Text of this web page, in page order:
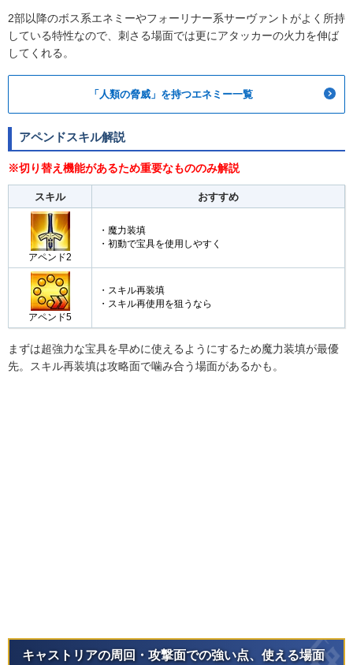
2部以降のボス系エネミーやフォーリナー系サーヴァントがよく所持
している特性なので、刺さる場面では更にアタッカーの火力を伸ば
してくれる。
「人類の脅威」を持つエネミー一覧
アペンドスキル解説
※切り替え機能があるため重要なもののみ解説
スキル おすすめ
アペンド2
・魔力装填
・初動で宝具を使用しやすく
アペンド5
・スキル再装填
・スキル再使用を狙うなら
まずは超強力な宝具を早めに使えるようにするため魔力装填が最優
先。スキル再装填は攻略面で噛み合う場面があるかも。
キャストリアの周回・攻撃面での強い点、使える場面